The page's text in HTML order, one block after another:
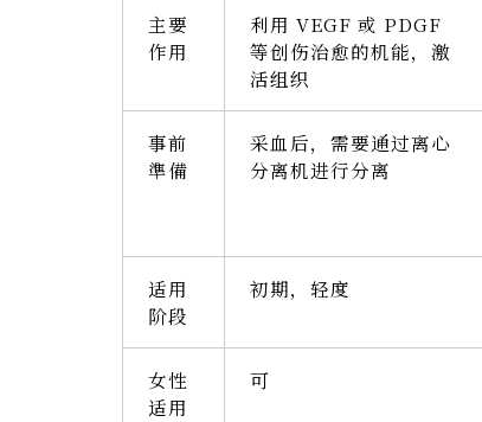
主要
作用
利用 VEGF 或 PDGF
等创伤治愈的机能，激
活组织
事前
準備
采血后，需要通过离心
分离机进行分离
适用
阶段
初期，轻度
女性
适用
可